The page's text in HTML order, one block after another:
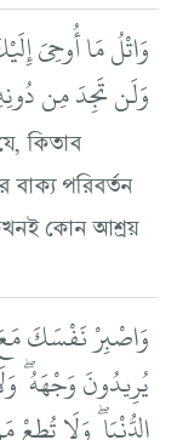
وَاتْلُ مَا أُوحِيَ
وَلَن تَجِدَ مِن
কিতাব
বাক্য পরিবর্তন
কোন আশ্রয়
وَاصْبِرْ نَفْسَكَ مَعَ
يُرِيدُونَ وَجْهَهُ
الدُّنْيَا ۖ وَلَا